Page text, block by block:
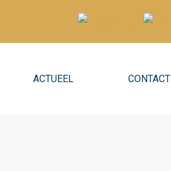
ACTUEEL CONTACT